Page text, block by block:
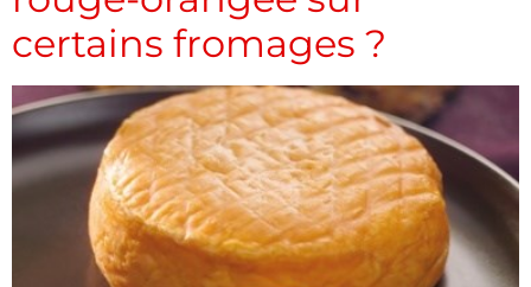
certains fromages ?